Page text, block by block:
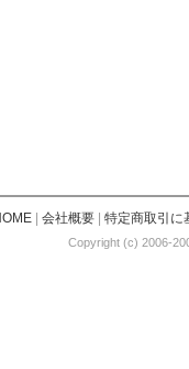
| 会社概要| 特定商取引に
Copyright (c) 2006-